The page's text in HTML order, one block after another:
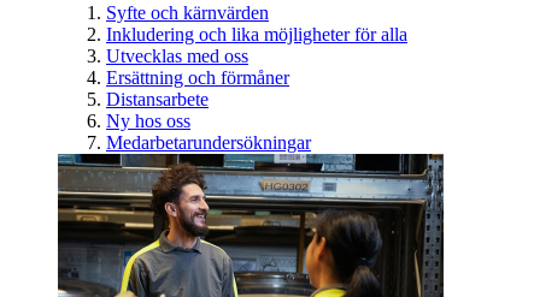
Syfte och kärnvärden
Inkludering och lika möjligheter för alla
Utvecklas med oss
Ersättning och förmåner
Distansarbete
Ny hos oss
Medarbetarundersökningar